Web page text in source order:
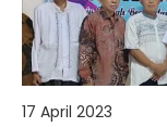
17 April 2023